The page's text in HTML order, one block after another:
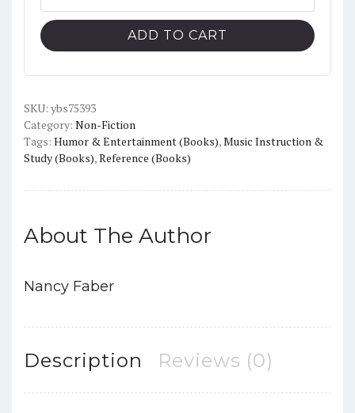
Piano
Adventures
all
Piano
Course
book
1
ADD TO CART
SKU: ybs75393
Category: Non-Fiction
Tags: Humor & Entertainment (Books),Music Instruction &
Study (Books),Reference (Books)
About The Author
Nancy Faber
Description Reviews (0)